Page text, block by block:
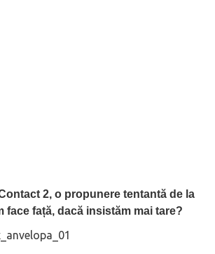
2, o propunere tentantă de la
face față, dacă insistăm mai tare?